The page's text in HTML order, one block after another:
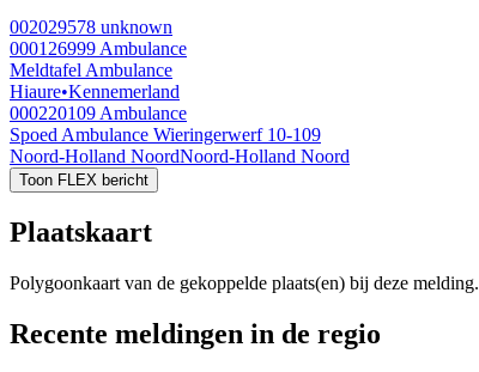
002029578 unknown
000126999 Ambulance
Meldtafel Ambulance
Hiaure•Kennemerland
000220109 Ambulance
Spoed Ambulance Wieringerwerf 10-109
Noord-Holland NoordNoord-Holland Noord
Toon FLEX bericht
Plaatskaart
Polygoonkaart van de gekoppelde plaats(en) bij deze melding.
Recente meldingen in de regio